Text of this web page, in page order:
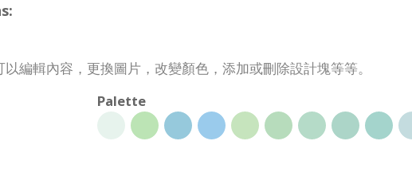
編輯內容，更換圖片，改變顏色，添加或刪除設計塊等等。
Palette